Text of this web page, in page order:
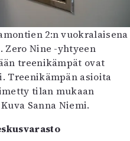
2:n vuokralaisena
Zero Nine -yhtyeen
treenikämpät ovat
Treenikämpän asioita
tilan mukaan
Sanna Niemi.